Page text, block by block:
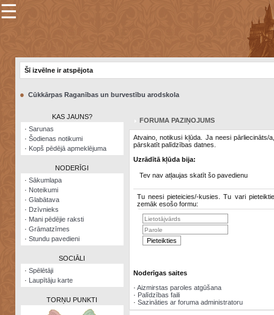
×
Šodienas
notikumi
Visatcera
almanahs
Arhīvs
☰
Šī izvēlne ir atspējota
● Cūkkārpas Raganības un burvestību arodskola
KAS JAUNS?
· Sarunas
· Šodienas notikumi
· Kopš pēdējā apmeklējuma
NODERĪGI
· Sākumlapa
· Noteikumi
· Glabātava
· Dzīvnieks
· Mani pēdējie raksti
· Grāmatzīmes
· Stundu pavedieni
SOCIĀLI
· Spēlētāji
· Laupītāju karte
TORŅU PUNKTI
FORUMA PAZIŅOJUMS
Atvaino, notikusi kļūda. Ja neesi pārliecināts/
pārskatīt palīdzības datnes.
Uzrādītā kļūda bija:
Tev nav atļaujas skatīt šo pavedienu
Tu neesi pieteicies/-kusies. Tu vari
zemāk esošo formu:
Noderīgas saites
· Aizmirstas paroles atgūšana
· Palīdzības faili
· Sazināties ar foruma administratoru